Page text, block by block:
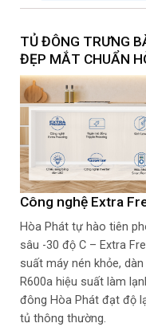
Chất liệu dàn lạnh
Loại Gas
Nhiệt độ ngăn đông (Độ C)
Nhiệt độ ngăn mát (Độ C)
KÍCH THƯỚC
Kích thước sản phẩm
(mm)
(Gross/net) (Kg)
CHẤT LIỆU
Chất liệu lòng tủ
Chất liệu bên ngoài
TỦ ĐÔNG TRƯNG
ĐẸP MẮT CHUẨN
Công nghệ Extra
Hòa Phát tự hào tiên
sâu -30 độ C – Extra
suất máy nén khỏe,
R600a hiệu suất làm
đông Hòa Phát đạt độ
tủ thông thường.